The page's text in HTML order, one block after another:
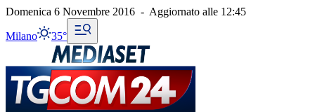
Domenica 6 Novembre 2016 - Aggiornato alle 12:45
Milano 35°